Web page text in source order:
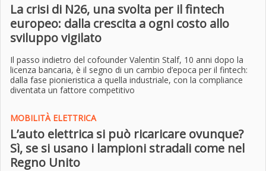
La crisi di N26, una svolta per il fintech
europeo: dalla crescita a ogni costo allo
sviluppo vigilato
Il passo indietro del cofounder Valentin Stalf, 10 anni dopo la
licenza bancaria, è il segno di un cambio d’epoca per il fintech:
dalla fase pionieristica a quella industriale, con la compliance
diventata un fattore competitivo
MOBILITÀ ELETTRICA
L’auto elettrica si può ricaricare ovunque?
Sì, se si usano i lampioni stradali come nel
Regno Unito